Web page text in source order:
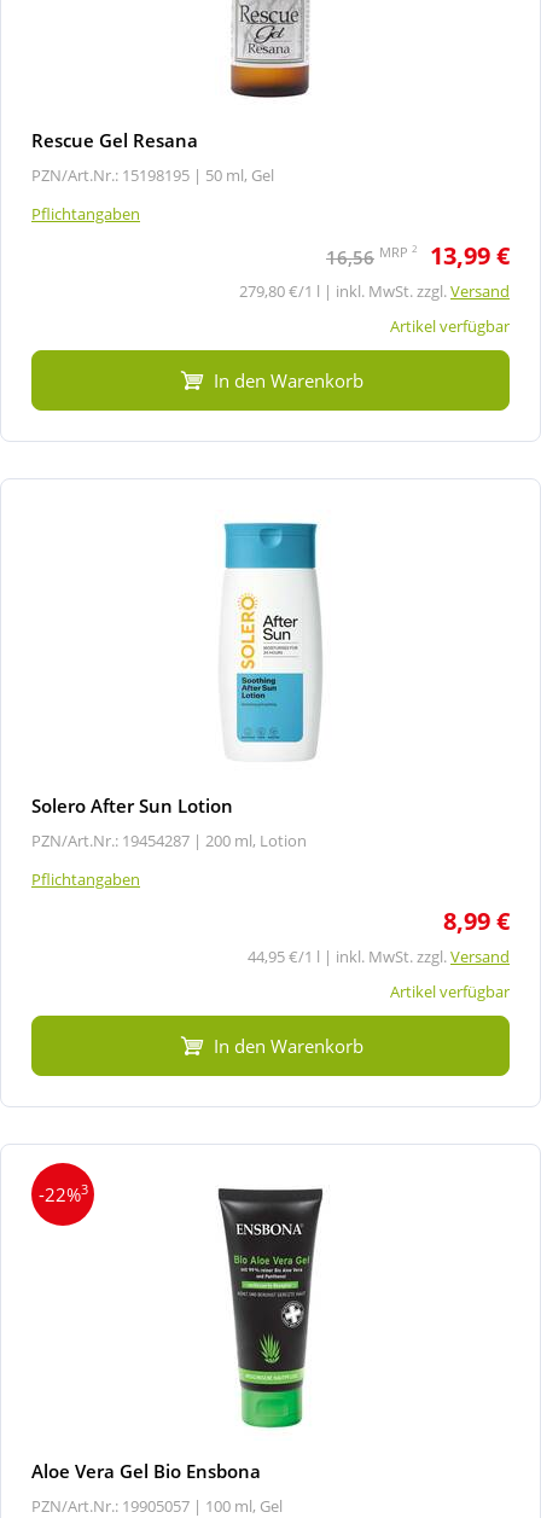
Rescue Gel Resana
PZN/Art.Nr.: 15198195 | 50 ml, Gel
Pflichtangaben
16,56 MRP 2 13,99 €
279,80 €/1 l | inkl. MwSt. zzgl.Versand
Artikel verfügbar
In den Warenkorb
Solero After Sun Lotion
PZN/Art.Nr.: 19454287 | 200 ml, Lotion
Pflichtangaben
8,99 €
44,95 €/1 l | inkl. MwSt. zzgl.Versand
Artikel verfügbar
In den Warenkorb
-22%3
Aloe Vera Gel Bio Ensbona
PZN/Art.Nr.: 19905057 | 100 ml, Gel